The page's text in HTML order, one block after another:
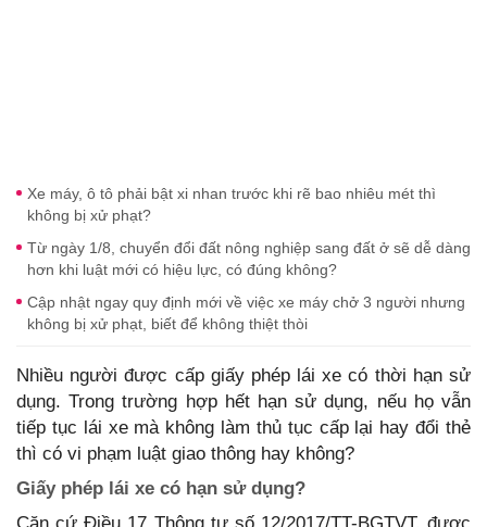
Xe máy, ô tô phải bật xi nhan trước khi rẽ bao nhiêu mét thì
không bị xử phạt?
Từ ngày 1/8, chuyển đổi đất nông nghiệp sang đất ở sẽ dễ dàng
hơn khi luật mới có hiệu lực, có đúng không?
Cập nhật ngay quy định mới về việc xe máy chở 3 người nhưng
không bị xử phạt, biết để không thiệt thòi
Nhiều người được cấp giấy phép lái xe có thời hạn sử
dụng. Trong trường hợp hết hạn sử dụng, nếu họ vẫn
tiếp tục lái xe mà không làm thủ tục cấp lại hay đổi thẻ
thì có vi phạm luật giao thông hay không?
Giấy phép lái xe có hạn sử dụng?